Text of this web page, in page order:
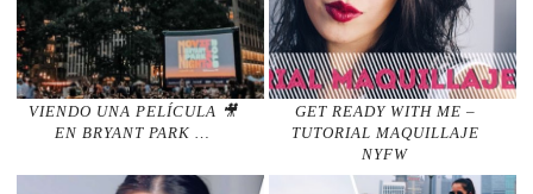
VIENDO UNA PELÍCULA 🎥
EN BRYANT PARK …
GET READY WITH ME –
TUTORIAL MAQUILLAJE
NYFW